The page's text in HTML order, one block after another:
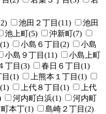
池田２丁目(11)
池田
池上町(5)
沖新町(7)
小島６丁目(2)
小島
小島９丁目(11)
小島上町
丁目(3)
春日６丁目(1)
(1)
上熊本１丁目(1)
上代８丁目(1)
上代
河内町白浜(1)
河内町
本丁(1)
島崎２丁目(2)